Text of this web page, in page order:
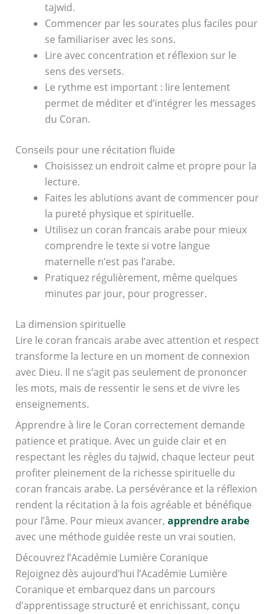
tajwid.
Commencer par les sourates plus faciles pour
se familiariser avec les sons.
Lire avec concentration et réflexion sur le
sens des versets.
Le rythme est important : lire lentement
permet de méditer et d’intégrer les messages
du Coran.
Conseils pour une récitation fluide
Choisissez un endroit calme et propre pour la
lecture.
Faites les ablutions avant de commencer pour
la pureté physique et spirituelle.
Utilisez un coran francais arabe pour mieux
comprendre le texte si votre langue
maternelle n’est pas l’arabe.
Pratiquez régulièrement, même quelques
minutes par jour, pour progresser.
La dimension spirituelle
Lire le coran francais arabe avec attention et respect
transforme la lecture en un moment de connexion
avec Dieu. Il ne s’agit pas seulement de prononcer
les mots, mais de ressentir le sens et de vivre les
enseignements.
Apprendre à lire le Coran correctement demande
patience et pratique. Avec un guide clair et en
respectant les règles du tajwid, chaque lecteur peut
profiter pleinement de la richesse spirituelle du
coran francais arabe. La persévérance et la réflexion
rendent la récitation à la fois agréable et bénéfique
pour l’âme. Pour mieux avancer, apprendre arabe
avec une méthode guidée reste un vrai soutien.
Découvrez l’Académie Lumière Coranique
Rejoignez dès aujourd’hui l’Académie Lumière
Coranique et embarquez dans un parcours
d’apprentissage structuré et enrichissant, conçu